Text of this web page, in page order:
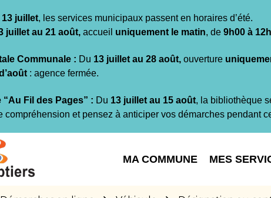
13 juillet, les services municipaux passent en horaires d’été.
juillet au 21 août, accueil uniquement le matin, de 9h00 à
Communale : Du 13 juillet au 28 août, ouverture
: agence fermée.
Fil des Pages” : Du 13 juillet au 15 août, la bibliothèque
compréhension et pensez à anticiper vos démarches pendant
MA COMMUNE MES